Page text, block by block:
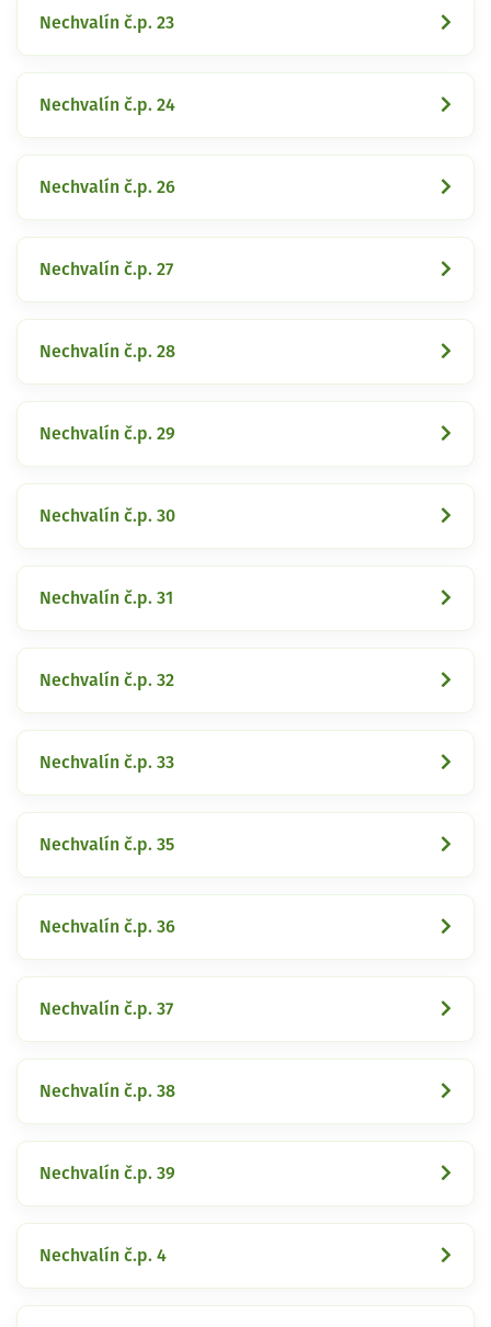
Nechvalín č.p. 23
Nechvalín č.p. 24
Nechvalín č.p. 26
Nechvalín č.p. 27
Nechvalín č.p. 28
Nechvalín č.p. 29
Nechvalín č.p. 30
Nechvalín č.p. 31
Nechvalín č.p. 32
Nechvalín č.p. 33
Nechvalín č.p. 35
Nechvalín č.p. 36
Nechvalín č.p. 37
Nechvalín č.p. 38
Nechvalín č.p. 39
Nechvalín č.p. 4